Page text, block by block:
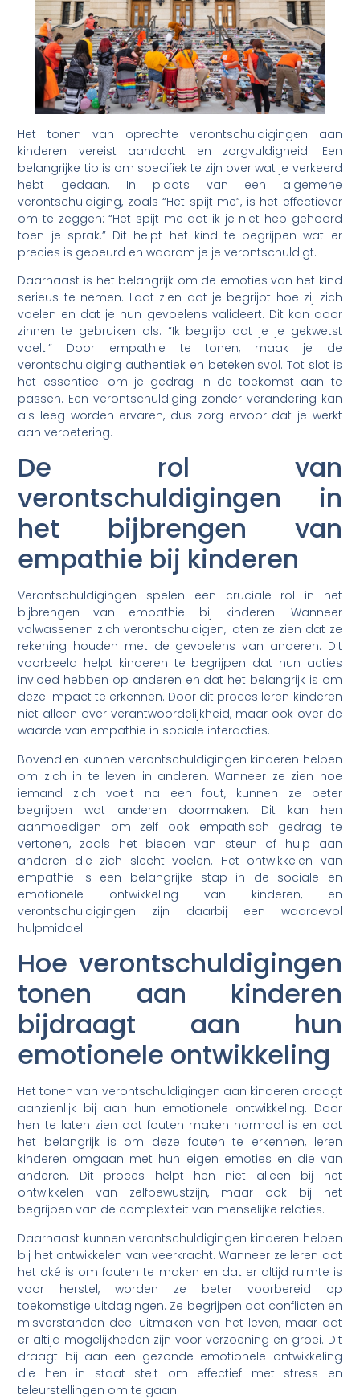
Het tonen van oprechte verontschuldigingen aan
kinderen vereist aandacht en zorgvuldigheid. Een
belangrijke tip is om specifiek te zijn over wat je verkeerd
hebt gedaan. In plaats van een algemene
verontschuldiging, zoals “Het spijt me”, is het effectiever
om te zeggen: “Het spijt me dat ik je niet heb gehoord
toen je sprak.” Dit helpt het kind te begrijpen wat er
precies is gebeurd en waarom je je verontschuldigt.
Daarnaast is het belangrijk om de emoties van het kind
serieus te nemen. Laat zien dat je begrijpt hoe zij zich
voelen en dat je hun gevoelens valideert. Dit kan door
zinnen te gebruiken als: “Ik begrijp dat je je gekwetst
voelt.” Door empathie te tonen, maak je de
verontschuldiging authentiek en betekenisvol. Tot slot is
het essentieel om je gedrag in de toekomst aan te
passen. Een verontschuldiging zonder verandering kan
als leeg worden ervaren, dus zorg ervoor dat je werkt
aan verbetering.
De rol van
verontschuldigingen in
het bijbrengen van
empathie bij kinderen
Verontschuldigingen spelen een cruciale rol in het
bijbrengen van empathie bij kinderen. Wanneer
volwassenen zich verontschuldigen, laten ze zien dat ze
rekening houden met de gevoelens van anderen. Dit
voorbeeld helpt kinderen te begrijpen dat hun acties
invloed hebben op anderen en dat het belangrijk is om
deze impact te erkennen. Door dit proces leren kinderen
niet alleen over verantwoordelijkheid, maar ook over de
waarde van empathie in sociale interacties.
Bovendien kunnen verontschuldigingen kinderen helpen
om zich in te leven in anderen. Wanneer ze zien hoe
iemand zich voelt na een fout, kunnen ze beter
begrijpen wat anderen doormaken. Dit kan hen
aanmoedigen om zelf ook empathisch gedrag te
vertonen, zoals het bieden van steun of hulp aan
anderen die zich slecht voelen. Het ontwikkelen van
empathie is een belangrijke stap in de sociale en
emotionele ontwikkeling van kinderen, en
verontschuldigingen zijn daarbij een waardevol
hulpmiddel.
Hoe verontschuldigingen
tonen aan kinderen
bijdraagt aan hun
emotionele ontwikkeling
Het tonen van verontschuldigingen aan kinderen draagt
aanzienlijk bij aan hun emotionele ontwikkeling. Door
hen te laten zien dat fouten maken normaal is en dat
het belangrijk is om deze fouten te erkennen, leren
kinderen omgaan met hun eigen emoties en die van
anderen. Dit proces helpt hen niet alleen bij het
ontwikkelen van zelfbewustzijn, maar ook bij het
begrijpen van de complexiteit van menselijke relaties.
Daarnaast kunnen verontschuldigingen kinderen helpen
bij het ontwikkelen van veerkracht. Wanneer ze leren dat
het oké is om fouten te maken en dat er altijd ruimte is
voor herstel, worden ze beter voorbereid op
toekomstige uitdagingen. Ze begrijpen dat conflicten en
misverstanden deel uitmaken van het leven, maar dat
er altijd mogelijkheden zijn voor verzoening en groei. Dit
draagt bij aan een gezonde emotionele ontwikkeling
die hen in staat stelt om effectief met stress en
teleurstellingen om te gaan.